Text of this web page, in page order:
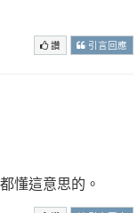
讚 引言回應
懂這意思的。